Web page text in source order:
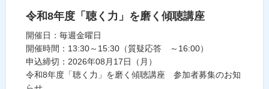
令和8年度「聴く力」を磨く傾聴講座
開催日：毎週金曜日
開催時間：13:30～15:30（質疑応答 ～16:00）
申込締切：2026年08月17日（月）
令和8年度「聴く力」を磨く傾聴講座 参加者募集のお知